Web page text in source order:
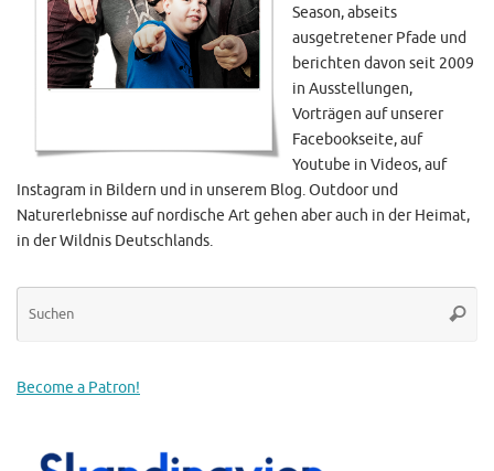
Season, abseits
ausgetretener Pfade und
berichten davon seit 2009
in Ausstellungen,
Vorträgen auf unserer
Facebookseite, auf
Youtube in Videos, auf
Instagram in Bildern und in unserem Blog. Outdoor und
Naturerlebnisse auf nordische Art gehen aber auch in der Heimat,
in der Wildnis Deutschlands.
Become a Patron!